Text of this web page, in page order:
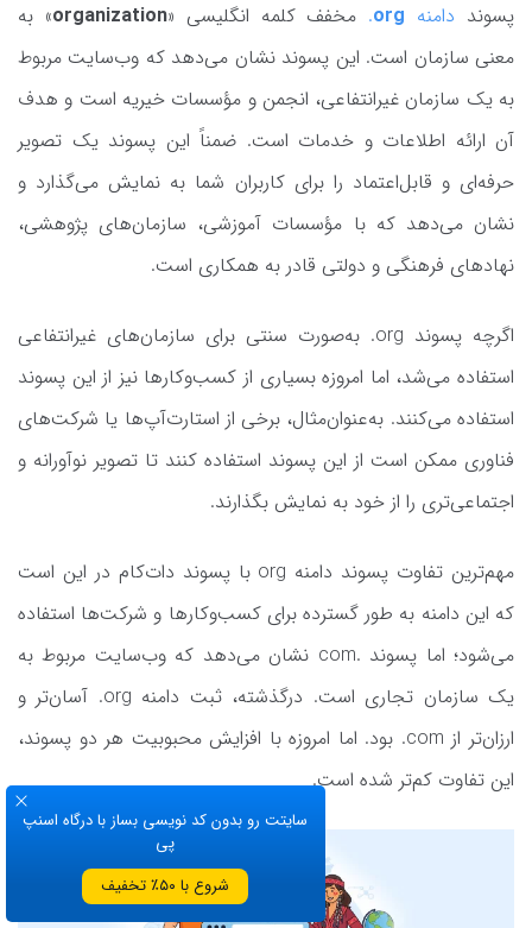
پسوند دامنه org
. مخفف کلمه انگلیسی «organization» به
معنی سازمان است. این پسوند نشان می‌دهد که وب‌سایت مربوط
به یک سازمان غیرانتفاعی، انجمن‌ و مؤسسات خیریه است و هدف
آن ارائه اطلاعات و خدمات است. ضمناً این پسوند یک تصویر
حرفه‌ای و قابل‌اعتماد را برای کاربران شما به نمایش می‌گذارد و
نشان می‌دهد که با مؤسسات آموزشی، سازمان‌های پژوهشی،
نهادهای فرهنگی و دولتی قادر به همکاری است.
اگرچه پسوند org. به‌صورت سنتی برای سازمان‌های غیرانتفاعی
استفاده می‌شد، اما امروزه بسیاری از کسب‌وکارها نیز از این پسوند
استفاده می‌کنند. به‌عنوان‌مثال، برخی از استارت‌آپ‌ها یا شرکت‌های
فناوری ممکن است از این پسوند استفاده کنند تا تصویر نوآورانه و
اجتماعی‌تری را از خود به نمایش بگذارند.
مهم‌ترین تفاوت پسوند دامنه org با پسوند دات‌کام در این است
که این دامنه به طور گسترده برای کسب‌وکارها و شرکت‌ها استفاده
می‌شود؛ اما پسوند .com نشان می‌دهد که وب‌سایت مربوط به
یک سازمان تجاری است. درگذشته، ثبت دامنه org. آسان‌تر و
ارزان‌تر از com. بود. اما امروزه با افزایش محبوبیت هر دو پسوند،
این تفاوت کم‌تر شده است.
سایتت رو بدون کد نویسی بساز با درگاه اسنپ
پی
شروع با ۵۰٪ تخفیف